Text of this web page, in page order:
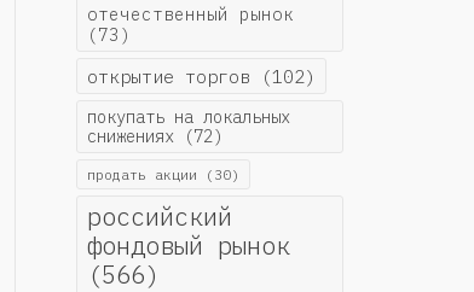
отечественный рынок
(73)
открытие торгов (102)
покупать на локальных
снижениях(72)
продать акции (30)
российский
фондовый рынок
(566)